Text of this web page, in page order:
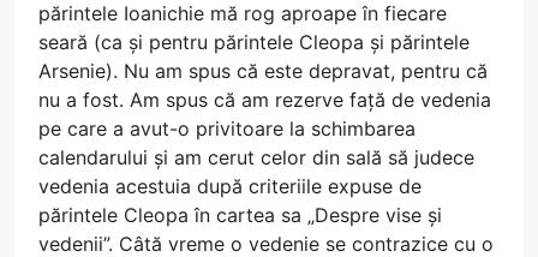
părintele Ioanichie mă rog aproape în fiecare
seară (ca și pentru părintele Cleopa și părintele
Arsenie). Nu am spus că este depravat, pentru că
nu a fost. Am spus că am rezerve față de vedenia
pe care a avut-o privitoare la schimbarea
calendarului și am cerut celor din sală să judece
vedenia acestuia după criteriile expuse de
părintele Cleopa în cartea sa „Despre vise și
vedenii”. Câtă vreme o vedenie se contrazice cu o